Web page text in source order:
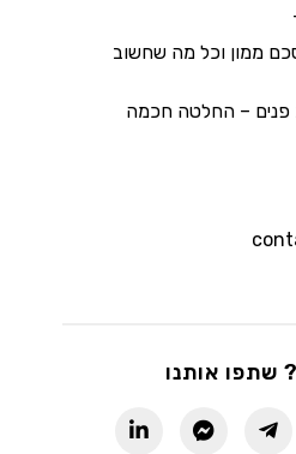
ממון וכל מה שחשוב
פנים – החלטה חכמה
שתפו אותנו